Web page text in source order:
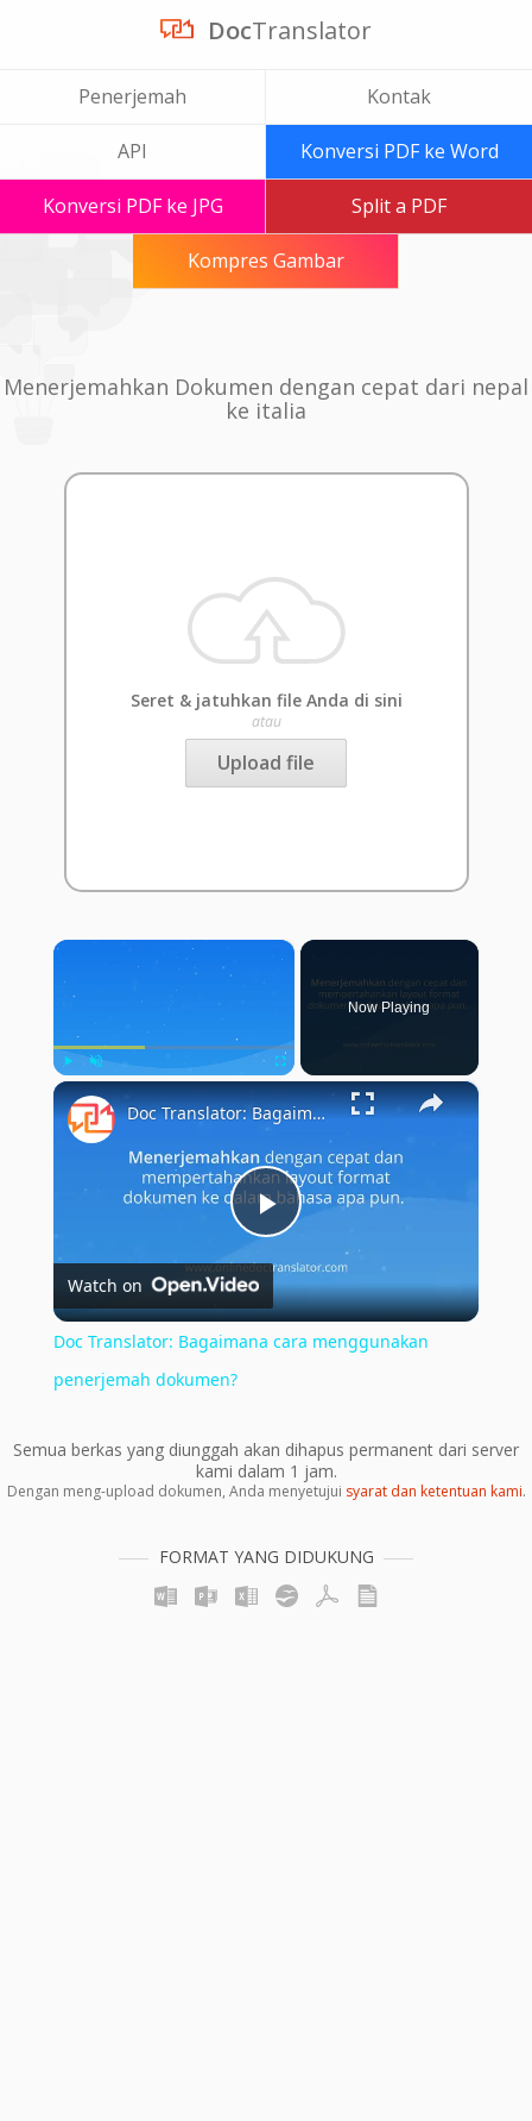
DocTranslator
Penerjemah Kontak
API Konversi PDF ke Word
Konversi PDF ke JPG Split a PDF
Kompres Gambar
Menerjemahkan Dokumen dengan cepat dari nepal
ke italia
Seret & jatuhkan file Anda di sini
atau
Upload file
×
Play Unmute Fullscreen
Now Playing
×
Play
Video
Doc Translator: Bagaimana cara menggunakan penerjemah dokumen?
Watch on
Doc Translator: Bagaimana cara menggunakan
penerjemah dokumen?
Semua berkas yang diunggah akan dihapus permanent dari server
kami dalam 1 jam.
Dengan meng-upload dokumen, Anda menyetujui syarat dan ketentuan kami.
FORMAT YANG DIDUKUNG